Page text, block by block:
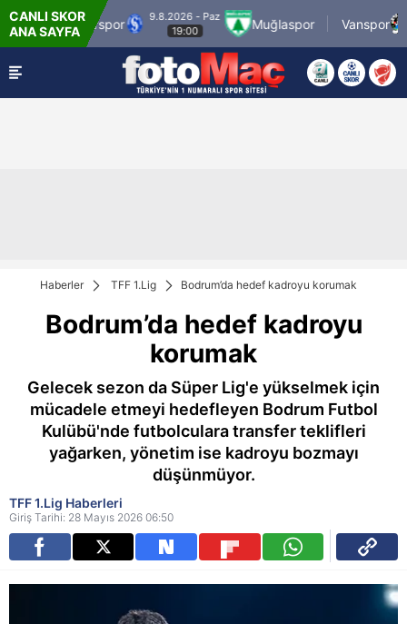
CANLI SKOR
ANA SAYFA
Grup Sarıyerspor
9.8.2026 - Paz
19:00
Muğlaspor Vanspor
Haberler TFF 1.Lig Bodrum’da hedef kadroyu korumak
Bodrum’da hedef kadroyu
korumak
Gelecek sezon da Süper Lig'e yükselmek için
mücadele etmeyi hedefleyen Bodrum Futbol
Kulübü'nde futbolculara transfer teklifleri
yağarken, yönetim ise kadroyu bozmayı
düşünmüyor.
TFF 1.Lig Haberleri
Giriş Tarihi: 28 Mayıs 2026 06:50